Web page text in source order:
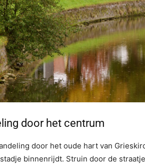
door het centrum
door het oude hart van
binnenrijdt. Struin door de